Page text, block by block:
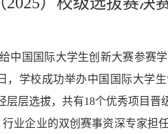
中国国际大学生创新大赛参赛
，学校成功举办中国国际大学
层选拔，共有18个优秀项目晋
业企业的双创赛事资深专家担